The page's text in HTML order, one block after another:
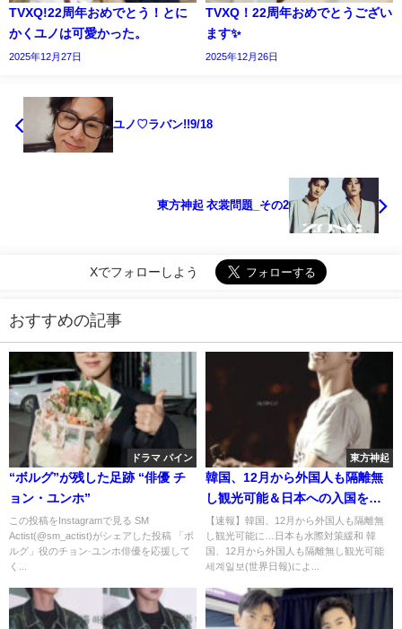
TVXQ!22周年おめでとう！とに
かくユノは可愛かった。
2025年12月27日
TVXQ！22周年おめでとうござい
ます✨️
2025年12月26日
ユノ♡ラバン!!9/18
東方神起 衣裳問題_その2
Xでフォローしよう
おすすめの記事
ドラマ パイン
“ボルグ”が残した足跡 “俳優 チ
ョン・ユンホ”
この投稿をInstagramで見る SM
Actist(@sm_actist)がシェアした投稿 「ボ
ルグ」役のチョン·ユンホ俳優を応援して
く...
東方神起
韓国、12月から外国人も隔離無
し観光可能＆日本への入国を認
める
【速報】韓国、12月から外国人も隔離無
し観光可能に…日本も水際対策緩和 韓
国、12月から外国人も隔離無し観光可能
세계일보(世界日報)によ...